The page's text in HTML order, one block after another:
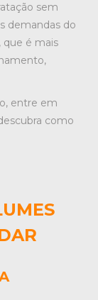
sem
demandas do
que é mais
entre em
como